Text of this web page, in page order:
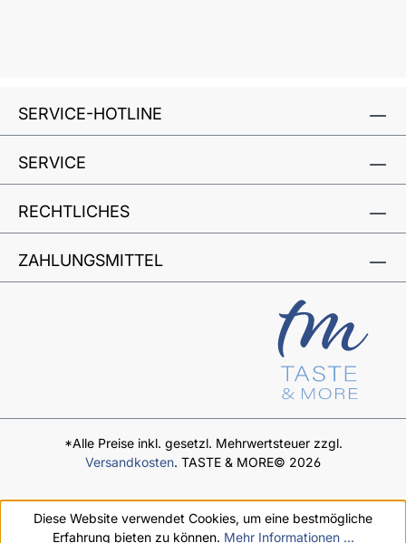
SERVICE-HOTLINE
SERVICE
RECHTLICHES
ZAHLUNGSMITTEL
*Alle Preise inkl. gesetzl. Mehrwertsteuer zzgl.
Versandkosten. TASTE & MORE© 2026
Diese Website verwendet Cookies, um eine bestmögliche
Erfahrung bieten zu können. Mehr Informationen ...